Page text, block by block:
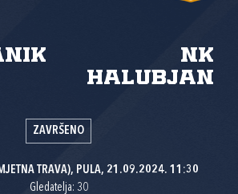
NK
Halubjan
ZAVRŠENO
TRAVA), PULA, 21.09.2024. 11:30
Gledatelja: 30